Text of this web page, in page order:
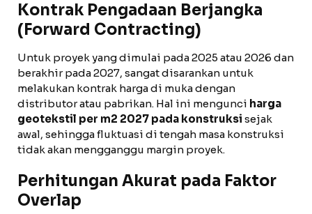
Kontrak Pengadaan Berjangka
(Forward Contracting)
Untuk proyek yang dimulai pada 2025 atau 2026 dan
berakhir pada 2027, sangat disarankan untuk
melakukan kontrak harga di muka dengan
distributor atau pabrikan. Hal ini mengunci harga
geotekstil per m2 2027 pada konstruksi sejak
awal, sehingga fluktuasi di tengah masa konstruksi
tidak akan mengganggu margin proyek.
Perhitungan Akurat pada Faktor
Overlap